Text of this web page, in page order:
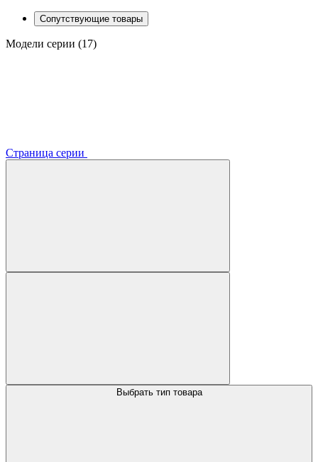
Сопутствующие товары
Модели серии (17)
Страница серии
Выбрать тип товара